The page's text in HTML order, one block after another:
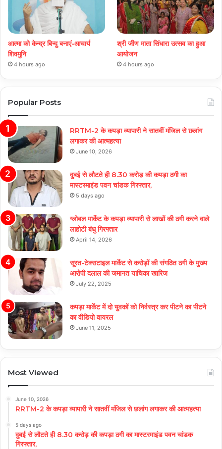
आत्मा को केन्द्र बिन्दु बनाएं-आचार्य
शिवमुनि
4 hours ago
श्री जीण माता सिंधारा उत्सव का हुआ
आयोजन
4 hours ago
Popular Posts
RRTM-2 के कपड़ा व्यापारी ने सातवीं मंजिल से छलांग
लगाकर की आत्महत्या
June 10, 2026
दुबई से लौटते ही 8.30 करोड़ की कपड़ा ठगी का
मास्टरमाइंड पवन चांडक गिरफ्तार,
5 days ago
ग्लोबल मार्केट के कपड़ा व्यापारी से लाखों की ठगी करने वाले
लाहोटी बंधु गिरफ्तार
April 14, 2026
सूरत-टेक्सटाइल मार्केट से करोड़ों की संगठित ठगी के मुख्य
आरोपी दलाल की जमानत याचिका खारिज
July 22, 2025
कपड़ा मार्केट में दो युवकों को निर्वस्त्र कर पीटने का पीटने
का वीडियो वायरल
June 11, 2025
Most Viewed
June 10, 2026
RRTM-2 के कपड़ा व्यापारी ने सातवीं मंजिल से छलांग लगाकर की आत्महत्या
5 days ago
दुबई से लौटते ही 8.30 करोड़ की कपड़ा ठगी का मास्टरमाइंड पवन चांडक
गिरफ्तार,